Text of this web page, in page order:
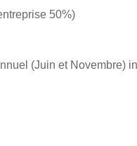
50%)
(Juin et Novembre)